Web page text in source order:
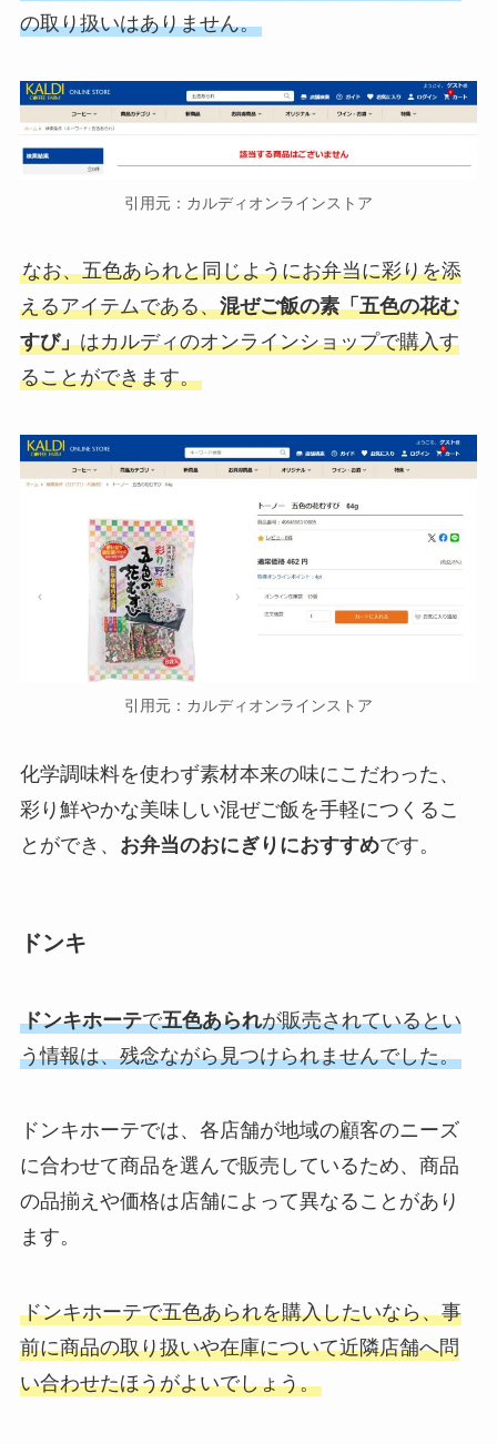
の取り扱いはありません。
引用元：カルディオンラインストア
なお、五色あられと同じようにお弁当に彩りを添
えるアイテムである、混ぜご飯の素「五色の花む
すび」はカルディのオンラインショップで購入す
ることができます。
引用元：カルディオンラインストア
化学調味料を使わず素材本来の味にこだわった、
彩り鮮やかな美味しい混ぜご飯を手軽につくるこ
とができ、 お弁当のおにぎりにおすすめです。
ドンキ
ドンキホーテで五色あられが販売されているとい
う情報は、残念ながら見つけられませんでした。
ドンキホーテでは、各店舗が地域の顧客のニーズ
に合わせて商品を選んで販売しているため、商品
の品揃えや価格は店舗によって異なることがあり
ます。
ドンキホーテで五色あられを購入したいなら、事
前に商品の取り扱いや在庫について近隣店舗へ問
い合わせたほうがよいでしょう。